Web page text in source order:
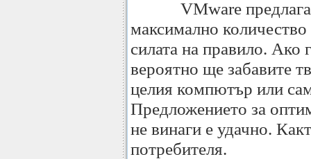
VMware предлага
максимално
силата на правило. Ако
вероятно ще забавите
целия компютър или
Предложението за
не винаги е удачно.
потребителя.